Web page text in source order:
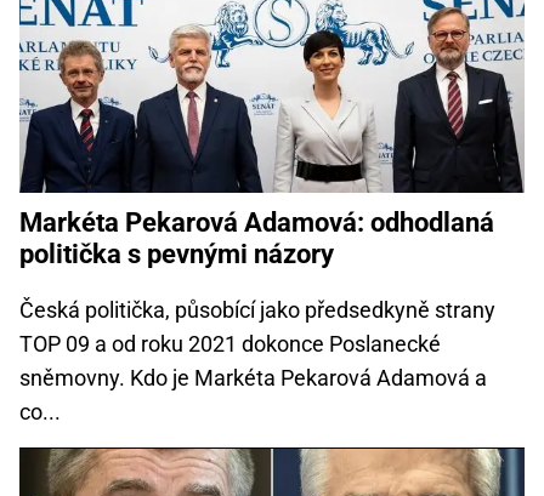
Markéta Pekarová Adamová: odhodlaná
politička s pevnými názory
Česká politička, působící jako předsedkyně strany
TOP 09 a od roku 2021 dokonce Poslanecké
sněmovny. Kdo je Markéta Pekarová Adamová a
co...